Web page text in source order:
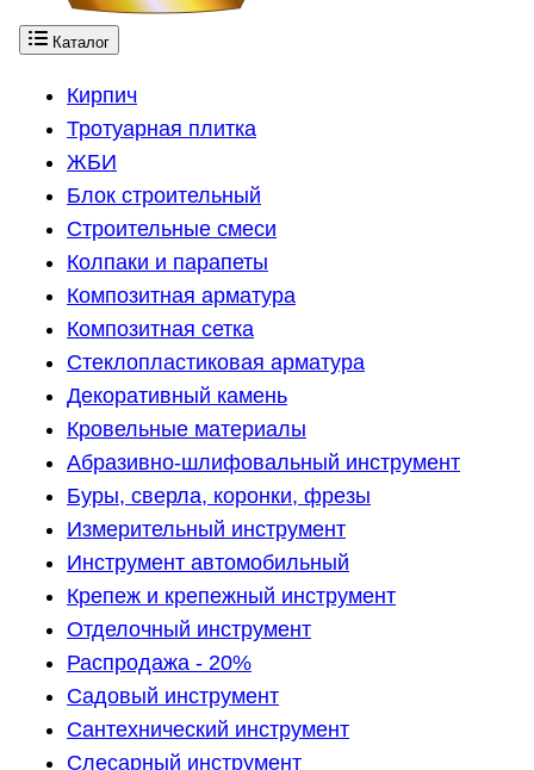
Каталог
Кирпич
Тротуарная плитка
ЖБИ
Блок строительный
Строительные смеси
Колпаки и парапеты
Композитная арматура
Композитная сетка
Стеклопластиковая арматура
Декоративный камень
Кровельные материалы
Абразивно-шлифовальный инструмент
Буры, сверла, коронки, фрезы
Измерительный инструмент
Инструмент автомобильный
Крепеж и крепежный инструмент
Отделочный инструмент
Распродажа - 20%
Садовый инструмент
Сантехнический инструмент
Слесарный инструмент